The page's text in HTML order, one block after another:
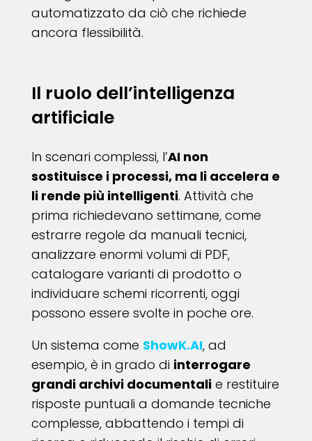
automatizzato da ciò che richiede
ancora flessibilità.
Il ruolo dell’intelligenza
artificiale
In scenari complessi, l’AI non
sostituisce i processi, ma li accelera e
li rende più intelligenti. Attività che
prima richiedevano settimane, come
estrarre regole da manuali tecnici,
analizzare enormi volumi di PDF,
catalogare varianti di prodotto o
individuare schemi ricorrenti, oggi
possono essere svolte in poche ore.
Un sistema come ShowK.AI, ad
esempio, è in grado di interrogare
grandi archivi documentalie restituire
risposte puntuali a domande tecniche
complesse, abbattendo i tempi di